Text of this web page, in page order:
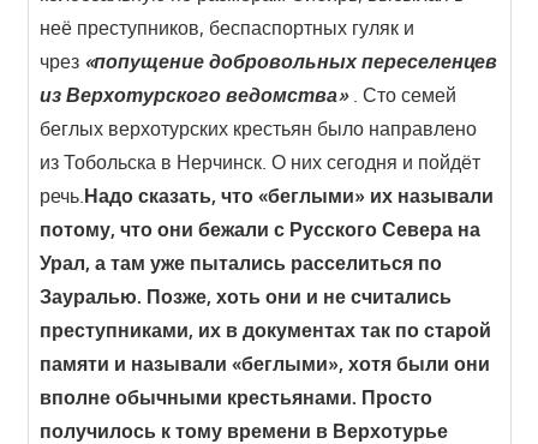
неё преступников, беспаспортных гуляк и
чрез «попущение добровольных переселенцев
из Верхотурского ведомства» . Сто семей
беглых верхотурских крестьян было направлено
из Тобольска в Нерчинск. О них сегодня и пойдёт
речь. Надо сказать, что «беглыми» их называли
потому, что они бежали с Русского Севера на
Урал, а там уже пытались расселиться по
Зауралью. Позже, хоть они и не считались
преступниками, их в документах так по старой
памяти и называли «беглыми», хотя были они
вполне обычными крестьянами. Просто
получилось к тому времени в Верхотурье